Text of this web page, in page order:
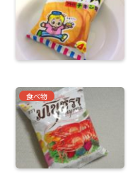
食べ物